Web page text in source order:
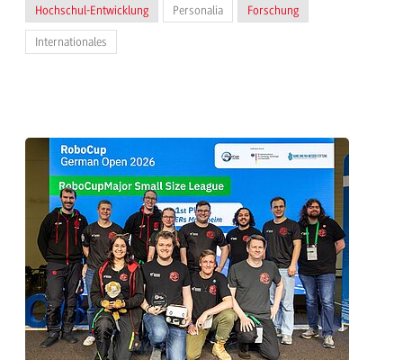
Hochschul-Entwicklung Personalia Forschung
Internationales